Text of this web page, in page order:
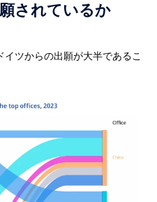
されているか
イツからの出願が大半であるこ